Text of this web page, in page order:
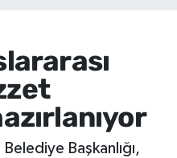
Başkanlığı,